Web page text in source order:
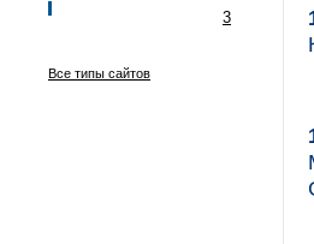
3
Все типы сайтов